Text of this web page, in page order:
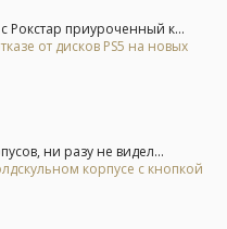
Рокстар приуроченный к...
от дисков PS5 на новых
ни разу не видел...
корпусе с кнопкой